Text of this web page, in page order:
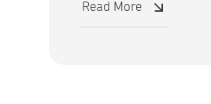
Read More